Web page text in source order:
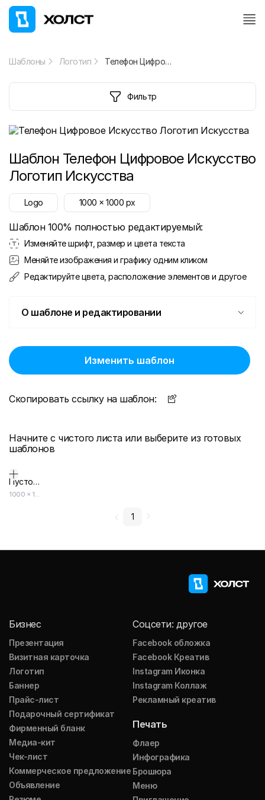
Шаблоны Логотип Телефон Цифровое Искусство Логотип Искусства
Фильтр
Шаблон Телефон Цифровое Искусство
Логотип Искусства
Logo 1000 x1000 px
Шаблон 100% полностью редактируемый:
Изменяйте шрифт, размер и цвета текста
Меняйте изображения и графику одним кликом
Редактируйте цвета, расположение элементов и другое
О шаблоне и редактировании
Изменить шаблон
Скопировать ссылку на шаблон:
Начните с чистого листа или выберите из готовых
шаблонов
Пустой дизайн-макет
1000 × 1000
1
Бизнес
Презентация
Визитная карточка
Логотип
Баннер
Прайс-лист
Подарочный сертификат
Фирменный бланк
Медиа-кит
Чек-лист
Коммерческое предложение
Объявление
Соцсети: другое
Facebook обложка
Facebook Креатив
Instagram Иконка
Instagram Коллаж
Рекламный креатив
Печать
Флаер
Инфографика
Брошюра
Меню